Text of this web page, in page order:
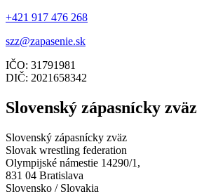
+421 917 476 268
szz@zapasenie.sk
IČO: 31791981
DIČ: 2021658342
Slovenský zápasnícky zväz
Slovenský zápasnícky zväz
Slovak wrestling federation
Olympijské námestie 14290/1,
831 04 Bratislava
Slovensko / Slovakia